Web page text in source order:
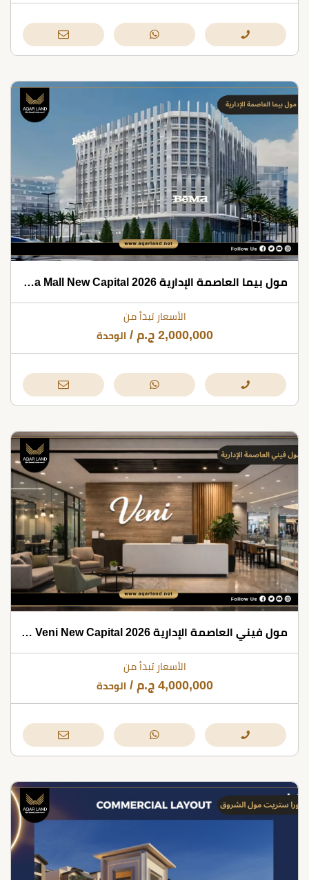
مول بيما العاصمة الإدارية 2026 Bema Mall New Capital
الأسعار تبدأ من
2,000,000 ج.م / الوحدة
مول فيني العاصمة الإدارية 2026 Mall Veni New Capital
الأسعار تبدأ من
4,000,000 ج.م / الوحدة